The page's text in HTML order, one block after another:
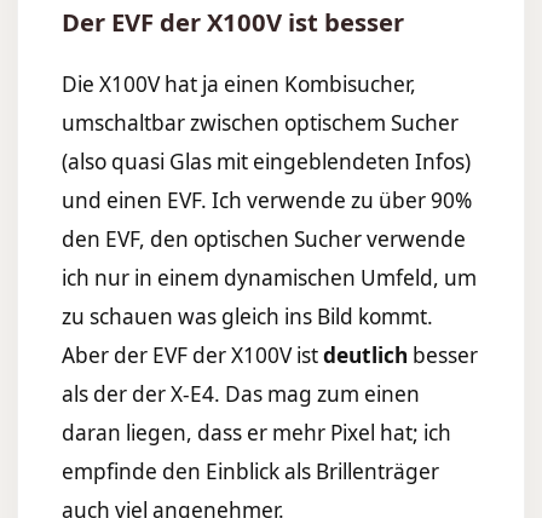
Der EVF der X100V ist besser
Die X100V hat ja einen Kombisucher,
umschaltbar zwischen optischem Sucher
(also quasi Glas mit eingeblendeten Infos)
und einen EVF. Ich verwende zu über 90%
den EVF, den optischen Sucher verwende
ich nur in einem dynamischen Umfeld, um
zu schauen was gleich ins Bild kommt.
Aber der EVF der X100V istdeutlich besser
als der der X-E4. Das mag zum einen
daran liegen, dass er mehr Pixel hat; ich
empfinde den Einblick als Brillenträger
auch viel angenehmer.